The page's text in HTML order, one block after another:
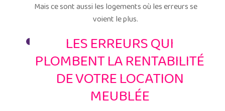
Mais ce sont aussi les logements où les erreurs se
voient le plus.
LES ERREURS QUI
PLOMBENT LA RENTABILITÉ
DE VOTRE LOCATION
MEUBLÉE